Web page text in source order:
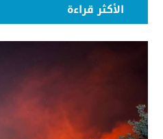
الأكثر قراءة